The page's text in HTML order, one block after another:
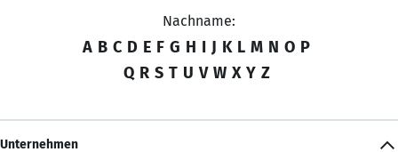
Nachname:
A B C D E F G H I J K L M N O P
Q R S T U V W X Y Z
Unternehmen